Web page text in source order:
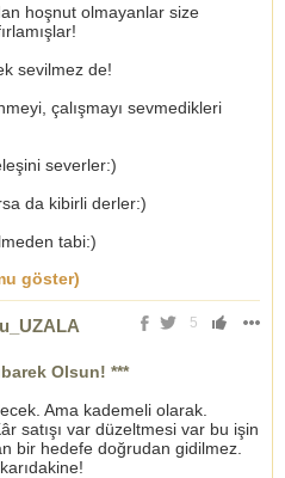
hoşnut olmayanlar size
sevilmez de!
çalışmayı sevmedikleri
severler:)
da kibirli derler:)
tabi:)
göster)
5
Olsun! ***
Ama kademeli olarak.
satışı var düzeltmesi var bu işin
bir hedefe doğrudan gidilmez.